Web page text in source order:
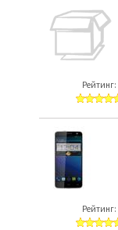
Рейтинг:
Рейтинг: